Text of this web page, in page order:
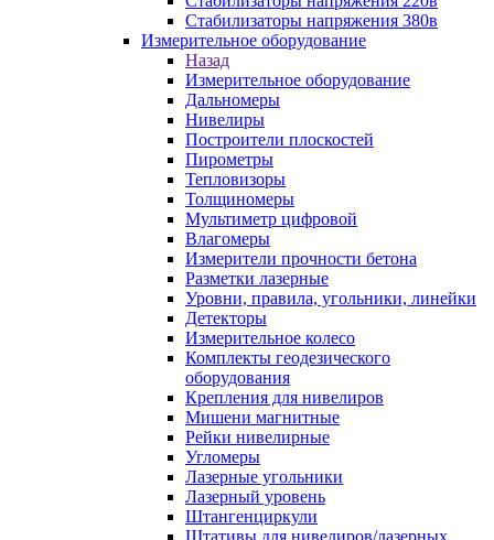
Стабилизаторы напряжения 380в
Измерительное оборудование
Назад
Измерительное оборудование
Дальномеры
Нивелиры
Построители плоскостей
Пирометры
Тепловизоры
Толщиномеры
Мультиметр цифровой
Влагомеры
Измерители прочности бетона
Разметки лазерные
Уровни, правила, угольники, линейки
Детекторы
Измерительное колесо
Комплекты геодезического
оборудования
Крепления для нивелиров
Мишени магнитные
Рейки нивелирные
Угломеры
Лазерные угольники
Лазерный уровень
Штангенциркули
Штативы для нивелиров/лазерных